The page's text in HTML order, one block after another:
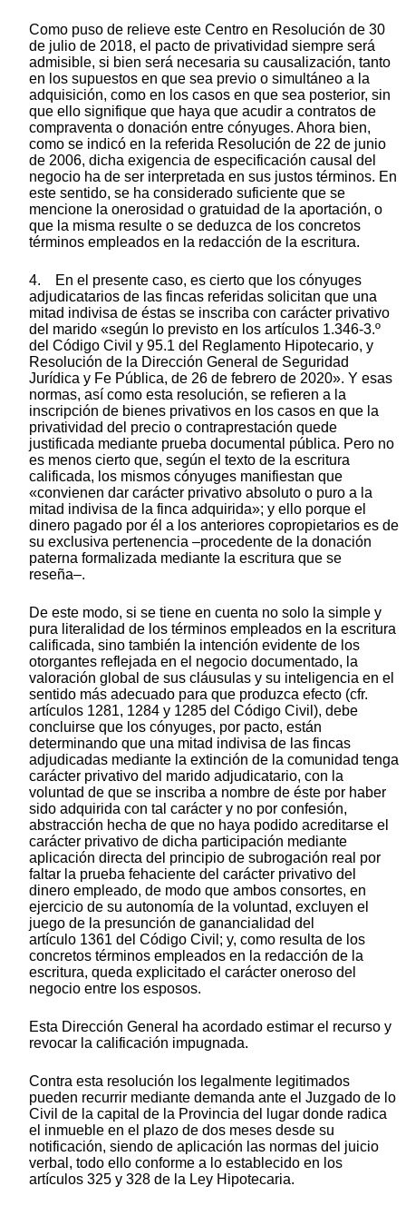
Como puso de relieve este Centro en Resolución de 30
de julio de 2018, el pacto de privatividad siempre será
admisible, si bien será necesaria su causalización, tanto
en los supuestos en que sea previo o simultáneo a la
adquisición, como en los casos en que sea posterior, sin
que ello signifique que haya que acudir a contratos de
compraventa o donación entre cónyuges. Ahora bien,
como se indicó en la referida Resolución de 22 de junio
de 2006, dicha exigencia de especificación causal del
negocio ha de ser interpretada en sus justos términos. En
este sentido, se ha considerado suficiente que se
mencione la onerosidad o gratuidad de la aportación, o
que la misma resulte o se deduzca de los concretos
términos empleados en la redacción de la escritura.
4. En el presente caso, es cierto que los cónyuges
adjudicatarios de las fincas referidas solicitan que una
mitad indivisa de éstas se inscriba con carácter privativo
del marido «según lo previsto en los artículos 1.346-3.º
del Código Civil y 95.1 del Reglamento Hipotecario, y
Resolución de la Dirección General de Seguridad
Jurídica y Fe Pública, de 26 de febrero de 2020». Y esas
normas, así como esta resolución, se refieren a la
inscripción de bienes privativos en los casos en que la
privatividad del precio o contraprestación quede
justificada mediante prueba documental pública. Pero no
es menos cierto que, según el texto de la escritura
calificada, los mismos cónyuges manifiestan que
«convienen dar carácter privativo absoluto o puro a la
mitad indivisa de la finca adquirida»; y ello porque el
dinero pagado por él a los anteriores copropietarios es de
su exclusiva pertenencia –procedente de la donación
paterna formalizada mediante la escritura que se
reseña–.
De este modo, si se tiene en cuenta no solo la simple y
pura literalidad de los términos empleados en la escritura
calificada, sino también la intención evidente de los
otorgantes reflejada en el negocio documentado, la
valoración global de sus cláusulas y su inteligencia en el
sentido más adecuado para que produzca efecto (cfr.
artículos 1281, 1284 y 1285 del Código Civil), debe
concluirse que los cónyuges, por pacto, están
determinando que una mitad indivisa de las fincas
adjudicadas mediante la extinción de la comunidad tenga
carácter privativo del marido adjudicatario, con la
voluntad de que se inscriba a nombre de éste por haber
sido adquirida con tal carácter y no por confesión,
abstracción hecha de que no haya podido acreditarse el
carácter privativo de dicha participación mediante
aplicación directa del principio de subrogación real por
faltar la prueba fehaciente del carácter privativo del
dinero empleado, de modo que ambos consortes, en
ejercicio de su autonomía de la voluntad, excluyen el
juego de la presunción de ganancialidad del
artículo 1361 del Código Civil; y, como resulta de los
concretos términos empleados en la redacción de la
escritura, queda explicitado el carácter oneroso del
negocio entre los esposos.
Esta Dirección General ha acordado estimar el recurso y
revocar la calificación impugnada.
Contra esta resolución los legalmente legitimados
pueden recurrir mediante demanda ante el Juzgado de lo
Civil de la capital de la Provincia del lugar donde radica
el inmueble en el plazo de dos meses desde su
notificación, siendo de aplicación las normas del juicio
verbal, todo ello conforme a lo establecido en los
artículos 325 y 328 de la Ley Hipotecaria.